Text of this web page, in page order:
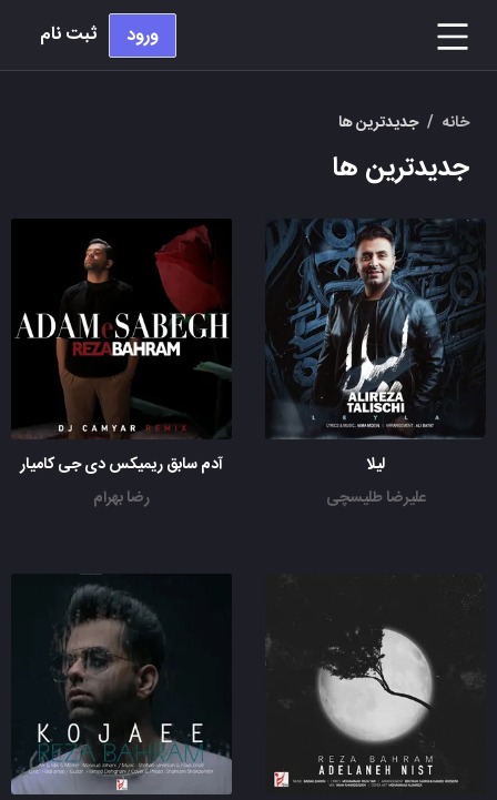
ورود ثبت نام
خانه / جدیدترین ها
جدیدترین ها
لیلا
علیرضا طلیسچی
آدم سابق ریمیکس دی جی کامیار
رضا بهرام